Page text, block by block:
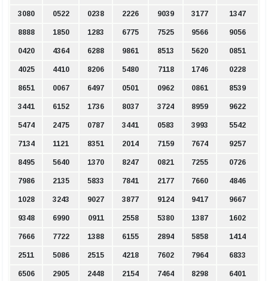
3080 0522 0238 2226 9039 3177 1347
8888 1850 1283 6775 7525 9566 9056
0420 4364 6288 9861 8513 5620 0851
4025 4410 8206 5480 7118 1746 0228
8651 0067 6497 0501 0962 0861 8539
3441 6152 1736 8037 3724 8959 9622
5474 2475 0787 3441 0583 3993 5542
7134 1121 8351 2014 7159 7674 9257
8495 5640 1370 8247 0821 7255 0726
7986 2135 5833 7841 2177 7660 4846
1028 3243 9027 3877 9124 9417 9667
9348 6990 0911 2558 5380 1387 1602
7666 7722 1388 6155 2894 5858 1414
2511 5086 2515 4218 7602 7964 6833
6506 2905 2448 2154 7464 8298 6401